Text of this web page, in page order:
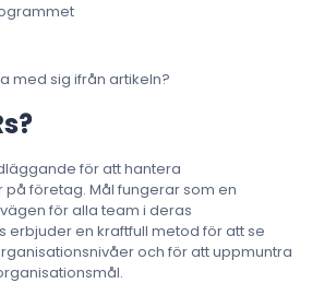
med sig ifrån artikeln?
för att hantera
företag. Mål fungerar som en
för alla team i deras
erbjuder en kraftfull metod för att se
och för att uppmuntra